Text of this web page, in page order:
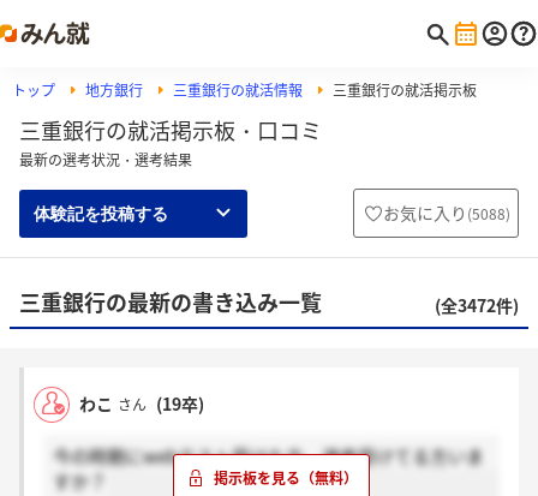
トップ 地方銀行 三重銀行の就活情報 三重銀行の就活掲示板
三重銀行の就活掲示板・口コミ
最新の選考状況・選考結果
体験記を投稿する お気に入り (5088)
三重銀行の最新の書き込み一覧 (全3472件)
わこ さん (19卒)
今の時期にwebテスト受けた方、選考受けてる方いま
すか？